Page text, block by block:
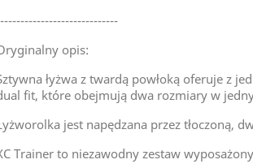
opis:
łyżwa z twardą powłoką oferuje z
fit, które obejmują dwa rozmiary w
jest napędzana przez tłoczoną,
Trainer to niezawodny zestaw